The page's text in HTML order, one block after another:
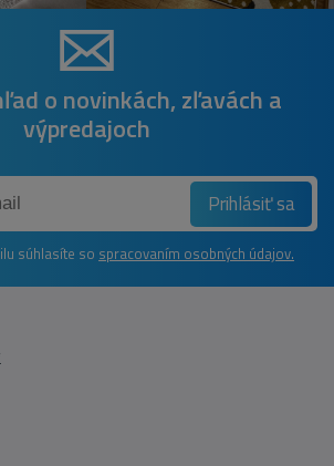
o novinkách, zľavách a
výpredajoch
Prihlásiť sa
súhlasíte so spracovaním osobných údajov.